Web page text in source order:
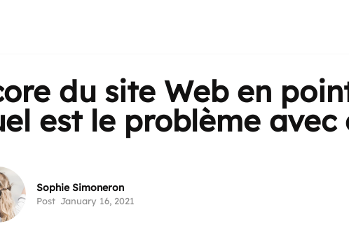
du site Web en
est le problème avec
Sophie Simoneron
Post January 16, 2021